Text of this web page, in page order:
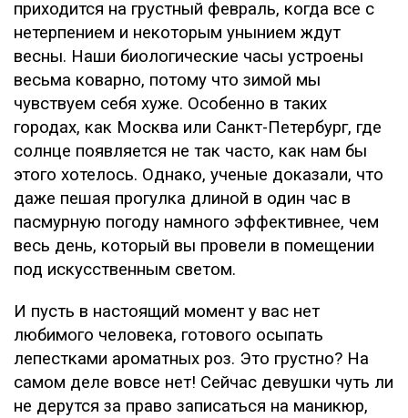
приходится на грустный февраль, когда все с
нетерпением и некоторым унынием ждут
весны. Наши биологические часы устроены
весьма коварно, потому что зимой мы
чувствуем себя хуже. Особенно в таких
городах, как Москва или Санкт-Петербург, где
солнце появляется не так часто, как нам бы
этого хотелось. Однако, ученые доказали, что
даже пешая прогулка длиной в один час в
пасмурную погоду намного эффективнее, чем
весь день, который вы провели в помещении
под искусственным светом.
И пусть в настоящий момент у вас нет
любимого человека, готового осыпать
лепестками ароматных роз. Это грустно? На
самом деле вовсе нет! Сейчас девушки чуть ли
не дерутся за право записаться на маникюр,